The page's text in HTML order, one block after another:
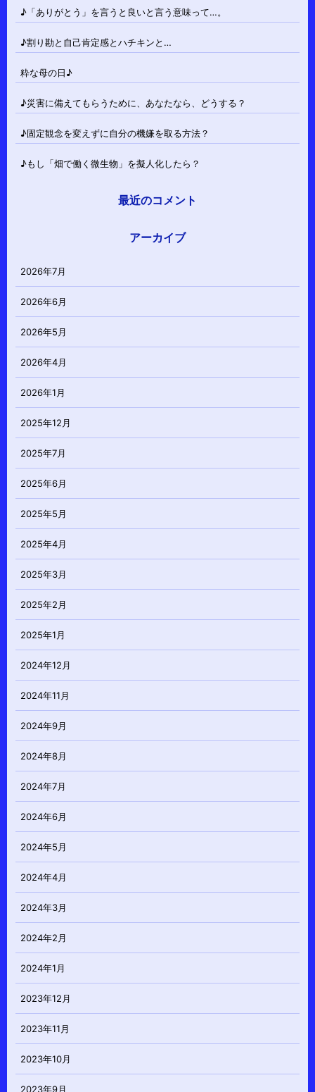
♪「ありがとう」を言うと良いと言う意味って…。
♪割り勘と自己肯定感とハチキンと…
粋な母の日♪
♪災害に備えてもらうために、あなたなら、どうする？
♪固定観念を変えずに自分の機嫌を取る方法？
♪もし「畑で働く微生物」を擬人化したら？
最近のコメント
アーカイブ
2026年7月
2026年6月
2026年5月
2026年4月
2026年1月
2025年12月
2025年7月
2025年6月
2025年5月
2025年4月
2025年3月
2025年2月
2025年1月
2024年12月
2024年11月
2024年9月
2024年8月
2024年7月
2024年6月
2024年5月
2024年4月
2024年3月
2024年2月
2024年1月
2023年12月
2023年11月
2023年10月
2023年9月